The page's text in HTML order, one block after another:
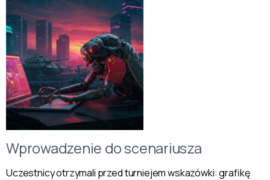
Wprowadzenie do scenariusza
Uczestnicy otrzymali przed turniejem wskazówki: grafikę